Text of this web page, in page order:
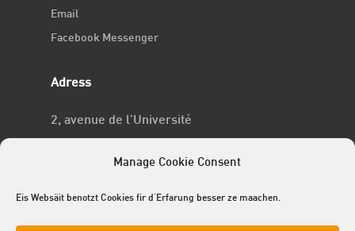
Manage Cookie Consent
Eis Websäit benotzt Cookies fir d'Erfarung besser ze maachen.
Email
Facebook Messenger
Adress
2, avenue de l’Université
No RCSL